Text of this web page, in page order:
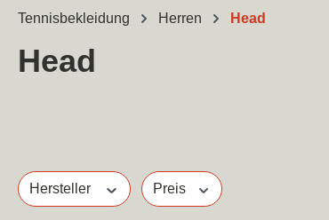
Tennisbekleidung Herren Head
Head
Hersteller Preis